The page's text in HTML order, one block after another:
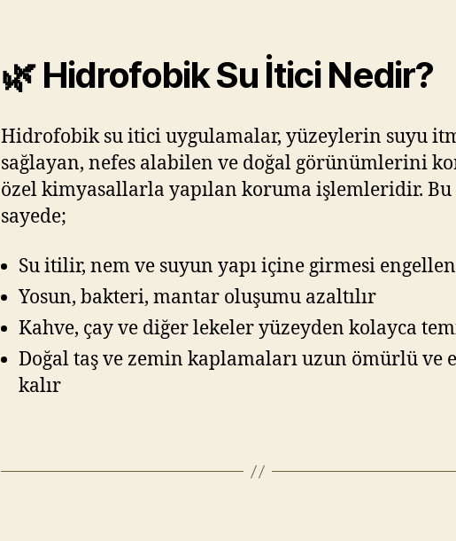
🌿 Hidrofobik Su İtici Nedir?
Hidrofobik su itici uygulamalar, yüzeylerin suyu
sağlayan, nefes alabilen ve doğal görünümlerini
özel kimyasallarla yapılan koruma işlemleridir. Bu
sayede;
Su itilir, nem ve suyun yapı içine girmesi
Yosun, bakteri, mantar oluşumu azaltılır
Kahve, çay ve diğer lekeler yüzeyden kolayca
Doğal taş ve zemin kaplamaları uzun ömürlü ve
kalır